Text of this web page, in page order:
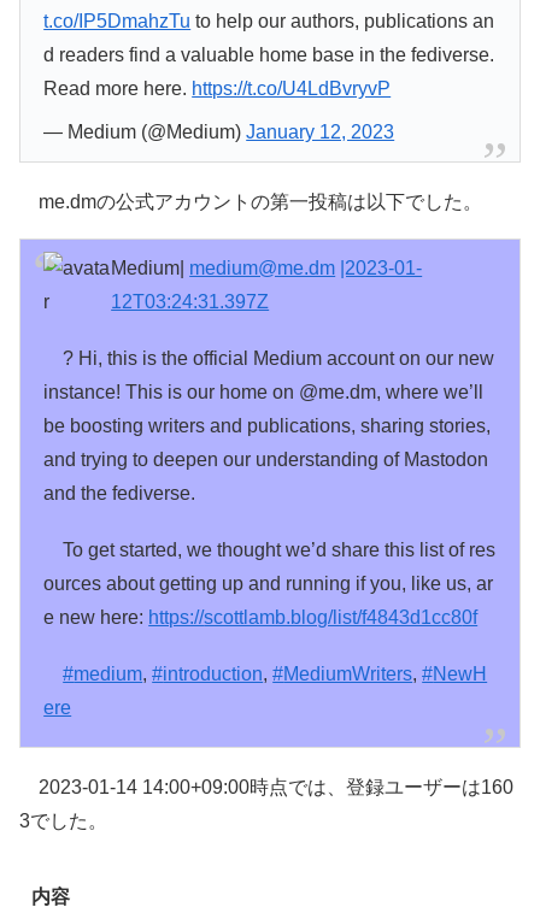
t.co/IP5DmahzTu to help our authors, publications an
d readers find a valuable home base in the fediverse.
Read more here. https://t.co/U4LdBvryvP
— Medium (@Medium)January 12, 2023
me.dmの公式アカウントの第一投稿は以下でした。
Medium| medium@me.dm |2023-01-
12T03:24:31.397Z
? Hi, this is the official Medium account on our new
instance! This is our home on @me.dm, where we’ll
be boosting writers and publications, sharing stories,
and trying to deepen our understanding of Mastodon
and the fediverse.
To get started, we thought we’d share this list of res
ources about getting up and running if you, like us, ar
e new here: https://scottlamb.blog/list/f4843d1cc80f
#medium,#introduction,#MediumWriters,#NewH
ere
2023-01-14 14:00+09:00時点では、登録ユーザーは160
3でした。
内容